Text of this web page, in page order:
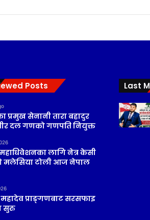
Posts
प्रमुख सेनानी तारा बहादुर
दल गणको गणपति नियुक्त
लागि नेत्र केसी
मलेसिया टोली आज नेपाल
महादेव प्राङ्गणबाट सरसफाइ
सुरु
Last